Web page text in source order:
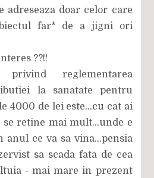
adreseaza doar celor care
far* de a jigni ori
??!!
reglementarea
la sanatate pentru
4000 de lei este...cu cat ai
retine mai mult...unde e
anul ce va sa vina...pensia
sa scada fata de cea
- mai mare in prezent